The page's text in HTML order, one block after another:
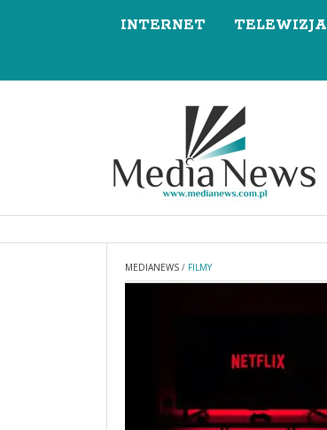
INTERNET TELEWIZJA
MEDIANEWS / FILMY